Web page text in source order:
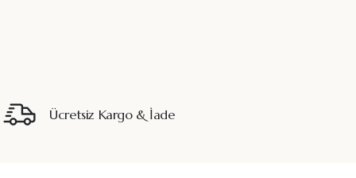
Ücretsiz Kargo & İade